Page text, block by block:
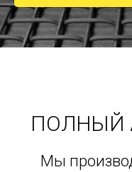
ПОЛНЫЙ
Мы